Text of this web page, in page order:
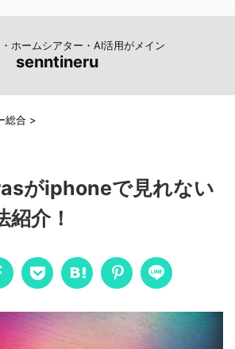
ホームシアター・AI活用がメイン
senntineru
総合 >
がiphoneで見れない
紹介！